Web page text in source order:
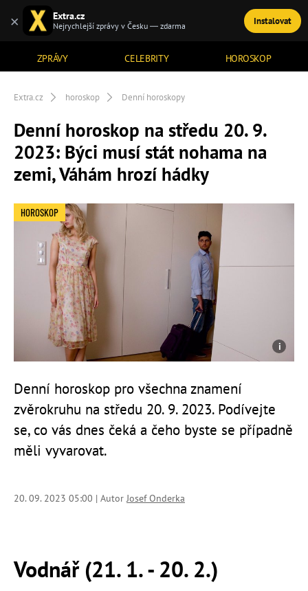
ZPRÁVY CELEBRITY HOROSKOP
TÉMATA
Extra.cz horoskop Denní horoskopy
Denní horoskop na středu 20. 9.
2023: Býci musí stát nohama na
zemi, Váhám hrozí hádky
HOROSKOP
Denní horoskop pro všechna znamení
zvěrokruhu na středu 20. 9. 2023. Podívejte
se, co vás dnes čeká a čeho byste se případně
měli vyvarovat.
20. 09. 2023 05:00 | AutorJosef Onderka
Vodnář (21. 1. - 20. 2.)
× Extra.cz
Nejrychlejší zprávy v Česku — zdarma Instalovat